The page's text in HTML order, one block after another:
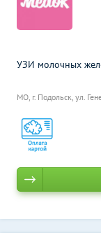
МО, г. Подольск, ул.
УЗИ молочных